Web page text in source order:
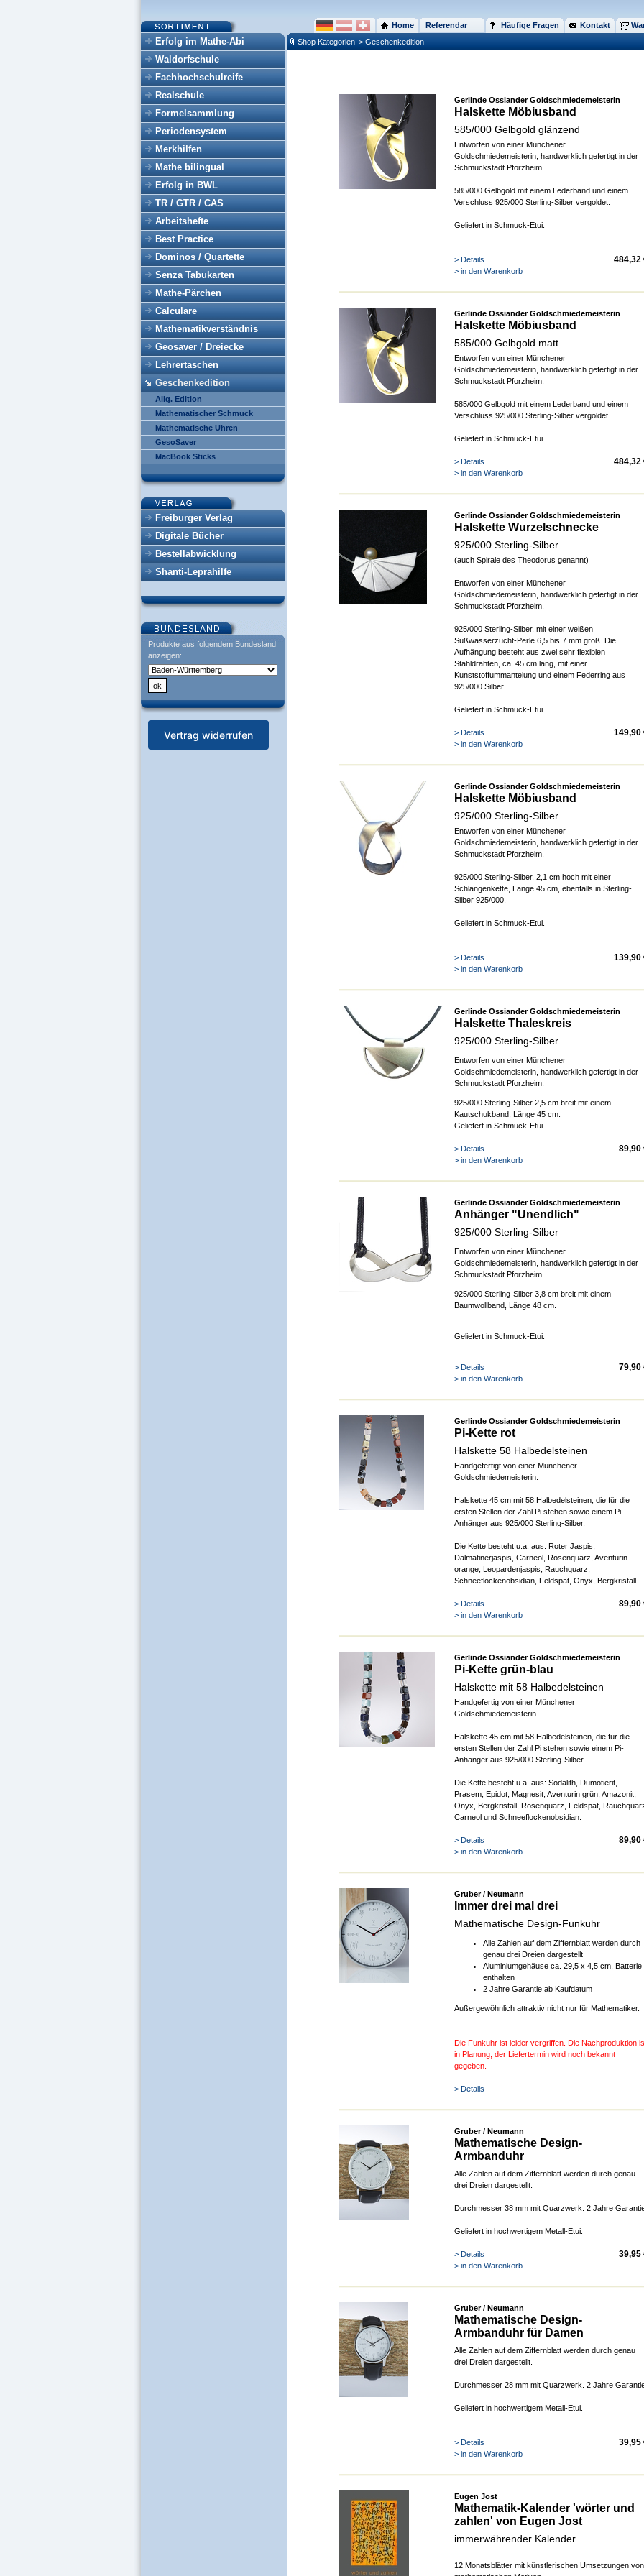
Erfolg im Mathe-Abi
Waldorfschule
Fachhochschulreife
Realschule
Formelsammlung
Periodensystem
Merkhilfen
Mathe bilingual
Erfolg in BWL
TR / GTR / CAS
Arbeitshefte
Best Practice
Dominos / Quartette
Senza Tabukarten
Mathe-Pärchen
Calculare
Mathematikverständnis
Geosaver / Dreiecke
Lehrertaschen
Geschenkedition
Allg. Edition
Mathematischer Schmuck
Mathematische Uhren
GesoSaver
MacBook Sticks
Freiburger Verlag
Digitale Bücher
Bestellabwicklung
Shanti-Leprahilfe
Produkte aus folgendem Bundesland
anzeigen:
Vertrag widerrufen
Home Referendar Häufige Fragen Kontakt
Shop Kategorien > Geschenkedition
Gerlinde Ossiander Goldschmiedemeisterin
Halskette Möbiusband
585/000 Gelbgold glänzend
Entworfen von einer Münchener
Goldschmiedemeisterin, handwerklich gefertigt in der
Schmuckstadt Pforzheim.
585/000 Gelbgold mit einem Lederband und einem
Verschluss 925/000 Sterling-Silber vergoldet.
Geliefert in Schmuck-Etui.
484,32
> Details
> in den Warenkorb
Gerlinde Ossiander Goldschmiedemeisterin
Halskette Möbiusband
585/000 Gelbgold matt
Entworfen von einer Münchener
Goldschmiedemeisterin, handwerklich gefertigt in der
Schmuckstadt Pforzheim.
585/000 Gelbgold mit einem Lederband und einem
Verschluss 925/000 Sterling-Silber vergoldet.
Geliefert in Schmuck-Etui.
484,32
> Details
> in den Warenkorb
Gerlinde Ossiander Goldschmiedemeisterin
Halskette Wurzelschnecke
925/000 Sterling-Silber
(auch Spirale des Theodorus genannt)
Entworfen von einer Münchener
Goldschmiedemeisterin, handwerklich gefertigt in der
Schmuckstadt Pforzheim.
925/000 Sterling-Silber, mit einer weißen
Süßwasserzucht-Perle 6,5 bis 7 mm groß. Die
Aufhängung besteht aus zwei sehr flexiblen
Stahldrähten, ca. 45 cm lang, mit einer
Kunststoffummantelung und einem Federring aus
925/000 Silber.
Geliefert in Schmuck-Etui.
149,90
> Details
> in den Warenkorb
Gerlinde Ossiander Goldschmiedemeisterin
Halskette Möbiusband
925/000 Sterling-Silber
Entworfen von einer Münchener
Goldschmiedemeisterin, handwerklich gefertigt in der
Schmuckstadt Pforzheim.
925/000 Sterling-Silber, 2,1 cm hoch mit einer
Schlangenkette, Länge 45 cm, ebenfalls in Sterling-
Silber 925/000.
Geliefert in Schmuck-Etui.
139,90
> Details
> in den Warenkorb
Gerlinde Ossiander Goldschmiedemeisterin
Halskette Thaleskreis
925/000 Sterling-Silber
Entworfen von einer Münchener
Goldschmiedemeisterin, handwerklich gefertigt in der
Schmuckstadt Pforzheim.
925/000 Sterling-Silber 2,5 cm breit mit einem
Kautschukband, Länge 45 cm.
Geliefert in Schmuck-Etui.
89,90
> Details
> in den Warenkorb
Gerlinde Ossiander Goldschmiedemeisterin
Anhänger "Unendlich"
925/000 Sterling-Silber
Entworfen von einer Münchener
Goldschmiedemeisterin, handwerklich gefertigt in der
Schmuckstadt Pforzheim.
925/000 Sterling-Silber 3,8 cm breit mit einem
Baumwollband, Länge 48 cm.
Geliefert in Schmuck-Etui.
79,90
> Details
> in den Warenkorb
Gerlinde Ossiander Goldschmiedemeisterin
Pi-Kette rot
Halskette 58 Halbedelsteinen
Handgefertigt von einer Münchener
Goldschmiedemeisterin.
Halskette 45 cm mit 58 Halbedelsteinen, die für die
ersten Stellen der Zahl Pi stehen sowie einem Pi-
Anhänger aus 925/000 Sterling-Silber.
Die Kette besteht u.a. aus: Roter Jaspis,
Dalmatinerjaspis, Carneol, Rosenquarz, Aventurin
orange, Leopardenjaspis, Rauchquarz,
Schneeflockenobsidian, Feldspat, Onyx, Bergkristall.
89,90
> Details
> in den Warenkorb
Gerlinde Ossiander Goldschmiedemeisterin
Pi-Kette grün-blau
Halskette mit 58 Halbedelsteinen
Handgefertig von einer Münchener
Goldschmiedemeisterin.
Halskette 45 cm mit 58 Halbedelsteinen, die für die
ersten Stellen der Zahl Pi stehen sowie einem Pi-
Anhänger aus 925/000 Sterling-Silber.
Die Kette besteht u.a. aus: Sodalith, Dumotierit,
Prasem, Epidot, Magnesit, Aventurin grün, Amazonit,
Onyx, Bergkristall, Rosenquarz, Feldspat,
Carneol und Schneeflockenobsidian.
89,90
> Details
> in den Warenkorb
Gruber / Neumann
Immer drei mal drei
Mathematische Design-Funkuhr
Alle Zahlen auf dem Ziffernblatt werden durch
genau drei Dreien dargestellt
Aluminiumgehäuse ca. 29,5 x 4,5 cm, Batterie
enthalten
2 Jahre Garantie ab Kaufdatum
Außergewöhnlich attraktiv nicht nur für Mathematiker.
Die Funkuhr ist leider vergriffen. Die Nachproduktion
in Planung, der Liefertermin wird noch bekannt
gegeben.
> Details
Gruber / Neumann
Mathematische Design-
Armbanduhr
Alle Zahlen auf dem Ziffernblatt werden durch genau
drei Dreien dargestellt.
Durchmesser 38 mm mit Quarzwerk. 2 Jahre
Geliefert in hochwertigem Metall-Etui.
39,95
> Details
> in den Warenkorb
Gruber / Neumann
Mathematische Design-
Armbanduhr für Damen
Alle Zahlen auf dem Ziffernblatt werden durch genau
drei Dreien dargestellt.
Durchmesser 28 mm mit Quarzwerk. 2 Jahre
Geliefert in hochwertigem Metall-Etui.
39,95
> Details
> in den Warenkorb
Eugen Jost
Mathematik-Kalender 'wörter und
zahlen' von Eugen Jost
immerwährender Kalender
12 Monatsblätter mit künstlerischen Umsetzungen von